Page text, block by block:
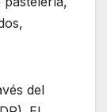
del